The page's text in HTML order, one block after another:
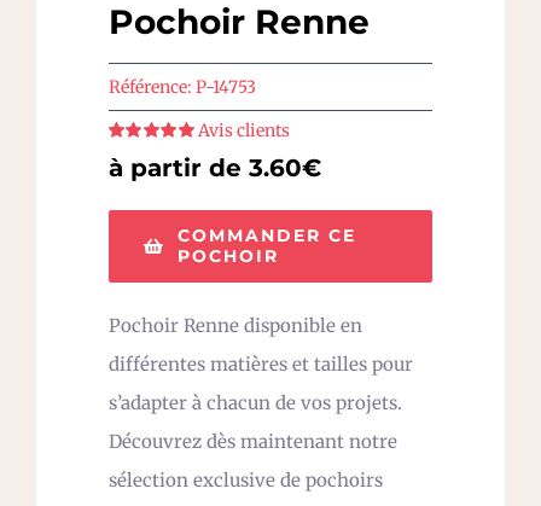
Pochoir Renne
Référence: P-14753
Note sur 5
Avis clients
à partir de 3.60€
COMMANDER CE
POCHOIR
Pochoir Renne disponible en
différentes matières et tailles pour
s’adapter à chacun de vos projets.
Découvrez dès maintenant notre
sélection exclusive de pochoirs